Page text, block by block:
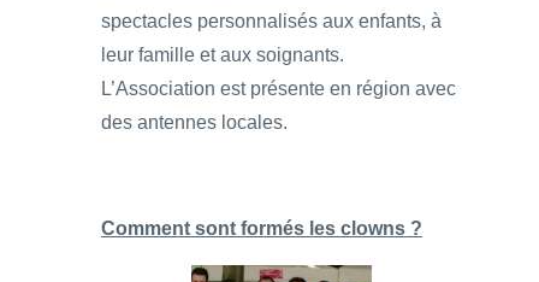
spectacles personnalisés aux enfants, à
leur famille et aux soignants.
L’Association est présente en région avec
des antennes locales.
Comment sont formés les clowns ?